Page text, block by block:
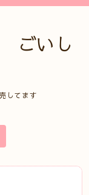
ごいし
してます